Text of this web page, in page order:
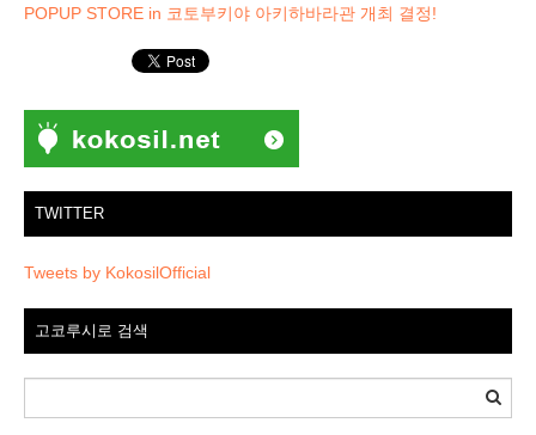
POPUP STORE in 코토부키야 아키하바라관 개최 결정!
TWITTER
Tweets by KokosilOfficial
고코루시로 검색